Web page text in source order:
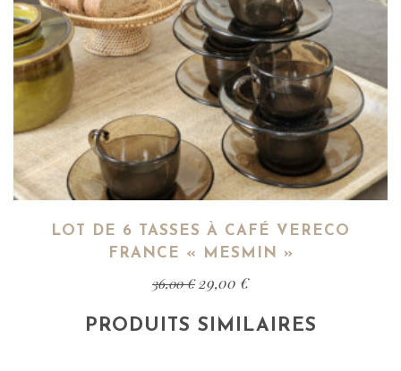
LOT DE 6 TASSES À CAFÉ VERECO
FRANCE « MESMIN »
36,00€ 29,00 €
PRODUITS SIMILAIRES